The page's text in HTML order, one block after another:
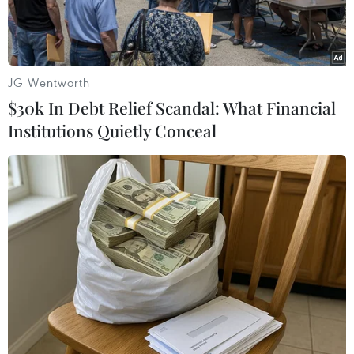
Tổng thống Nga Vladimir Putin (phải) và Tổng thống Mỹ Donald
Trump tại hội nghị thượng đỉnh ở Helsinki, Phần Lan ngày 16/7.
(Ảnh: AFP/TTXVN)
Theo hãng AFP, điện Kremlin ngày 30/11 cho
JG Wentworth
$30k In Debt Relief Scandal: What Financial
Institutions Quietly Conceal